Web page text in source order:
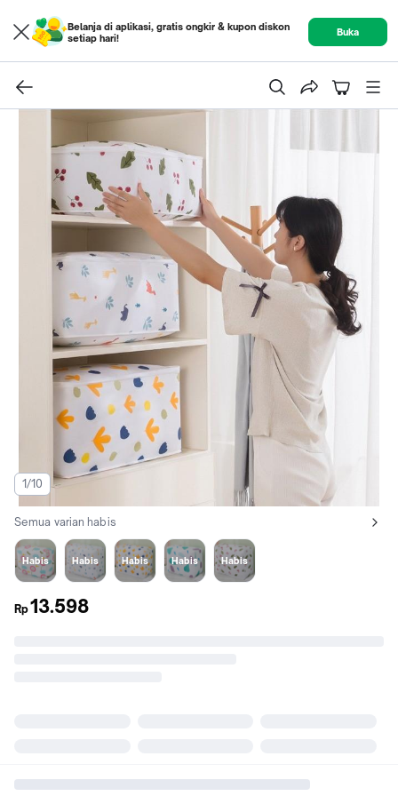
Belanja di aplikasi, gratis ongkir & kupon diskon
setiap hari!
Buka
1/10
Lihat semua variant:
Semua varian habis
Habis
Awan
Habis
Hewan
Habis
Bunga
Habis
Daun
Habis
Cherry
Rp13.598